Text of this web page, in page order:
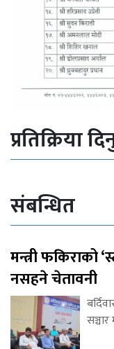
प्रतिक्रिया
संबन्धित
मन्त्री फकिराको
नसहने चेतावनी